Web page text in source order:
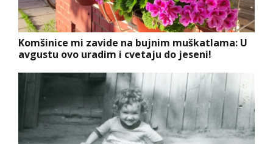
Komšinice mi zavide na bujnim muškatlama: U
avgustu ovo uradim i cvetaju do jeseni!